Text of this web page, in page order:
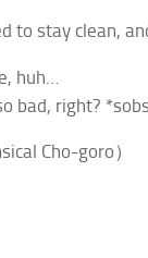
to stay clean,
huh…
bad, right?
Cho-goro ）